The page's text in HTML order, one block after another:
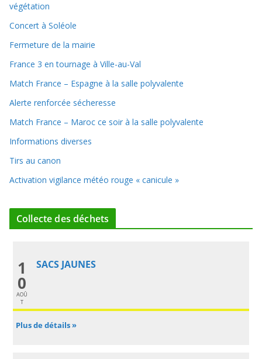
végétation
Concert à Soléole
Fermeture de la mairie
France 3 en tournage à Ville-au-Val
Match France – Espagne à la salle polyvalente
Alerte renforcée sécheresse
Match France – Maroc ce soir à la salle polyvalente
Informations diverses
Tirs au canon
Activation vigilance météo rouge « canicule »
Collecte des déchets
1
0
AOÛ
T
SACS JAUNES
Plus de détails »